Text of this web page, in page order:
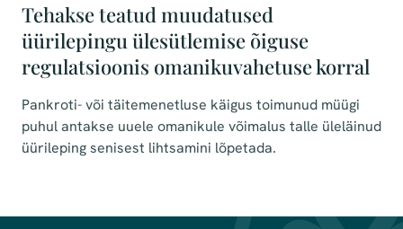
Tehakse teatud muudatused
üürilepingu ülesütlemise õiguse
regulatsioonis omanikuvahetuse korral
Pankroti- või täitemenetluse käigus toimunud müügi
puhul antakse uuele omanikule võimalus talle üleläinud
üürileping senisest lihtsamini lõpetada.